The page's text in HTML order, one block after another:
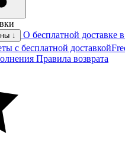
↓
О бесплатной доставке в
с бесплатной доставкой
Правила возврата